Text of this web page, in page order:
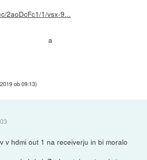
2aoDcFc1/1/vsx-9...
a
ob 09:13)
v hdmi out 1 na receiverju in bi moralo